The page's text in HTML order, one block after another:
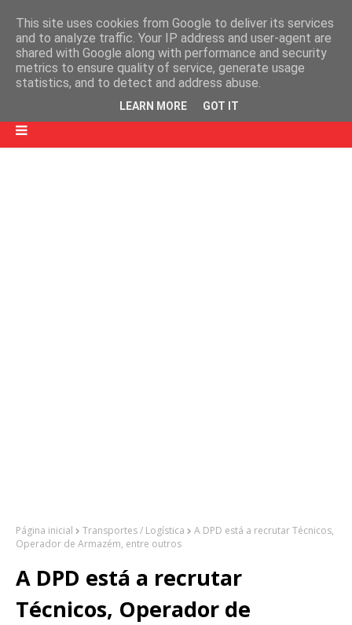
Página inicial Transportes / Logística
A DPD está a recrutar Técnicos,
Operador de Armazém, entre outros
A DPD está a recrutar
Técnicos, Operador de
This site uses cookies from Google to deliver its services
and to analyze traffic. Your IP address and user-agent are
shared with Google along with performance and security
metrics to ensure quality of service, generate usage
statistics, and to detect and address abuse.
LEARN MORE GOT IT